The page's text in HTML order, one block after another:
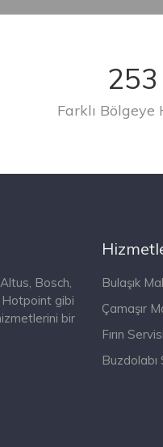
253
Farklı Bölgeye
Bosch,
Hotpoint gibi
bir
Bulaşık
Çamaşır
Fırın Servisi
Buzdolabı